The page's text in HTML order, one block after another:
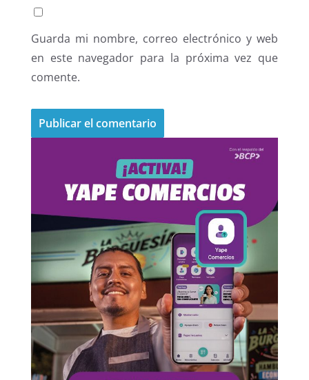
Guarda mi nombre, correo electrónico y web
en este navegador para la próxima vez que
comente.